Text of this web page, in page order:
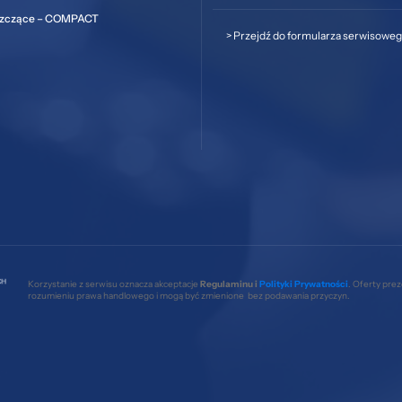
– COMPACT
> Przejdź do formularza
Korzystanie z serwisu oznacza akceptacje Regulaminu i Polityki Prywatności. Oferty
rozumieniu prawa handlowego i mogą być zmienione bez podawania przyczyn.